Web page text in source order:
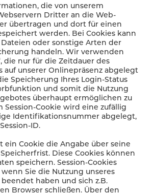
die von unserem
Dritter an die Web-
übertragen und dort für einen
werden. Bei Cookies kann
oder sonstige Arten der
handeln. Wir verwenden
die nur für die Zeitdauer des
auf unserer Onlinepräsenz abgelegt
Speicherung Ihres Login-Status
und somit die Nutzung
überhaupt ermöglichen zu
Session-Cookie wird eine zufällig
Identifikationsnummer abgelegt,
ID.
ein Cookie die Angabe über seine
Diese Cookies können
speichern. Session-Cookies
Sie die Nutzung unseres
haben und sich z.B.
Browser schließen. Über den